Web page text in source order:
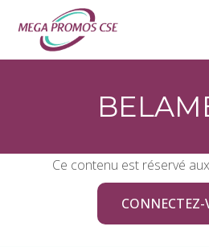
Ce contenu est réservé
CONNECTEZ-